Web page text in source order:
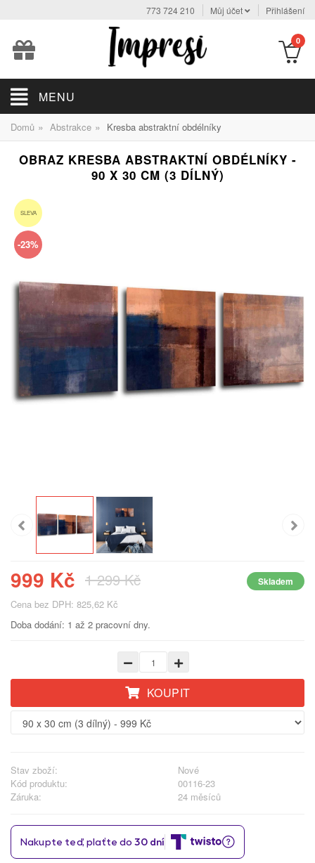
773 724 210 Můj účet Přihlášení
0
MENU
Domů » Abstrakce » Kresba abstraktní obdélníky
OBRAZ KRESBA ABSTRAKTNÍ OBDÉLNÍKY -
90 X 30 CM (3 DÍLNÝ)
SLEVA
-23%
999 Kč 1 299 Kč Skladem
Cena bez DPH: 825,62 Kč
Doba dodání: 1 až 2 pracovní dny.
KOUPIT
Stav zboží:
Nové
Kód produktu:
00116-23
Záruka:
24 měsíců